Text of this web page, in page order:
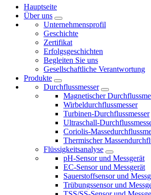
Hauptseite
Über uns
Unternehmensprofil
Geschichte
Zertifikat
Erfolgsgeschichten
Begleiten Sie uns
Gesellschaftliche Verantwortung
Produkte
Durchflussmesser
Magnetischer
Wirbeldurchflussmesser
Turbinen-Durchflussmesser
Ultraschall-
Coriolis-
Thermischer
Flüssigkeitsanalyse
pH-Sensor und Messgerät
EC-Sensor und Messgerät
Sauerstoffsensor und
Trübungssensor und